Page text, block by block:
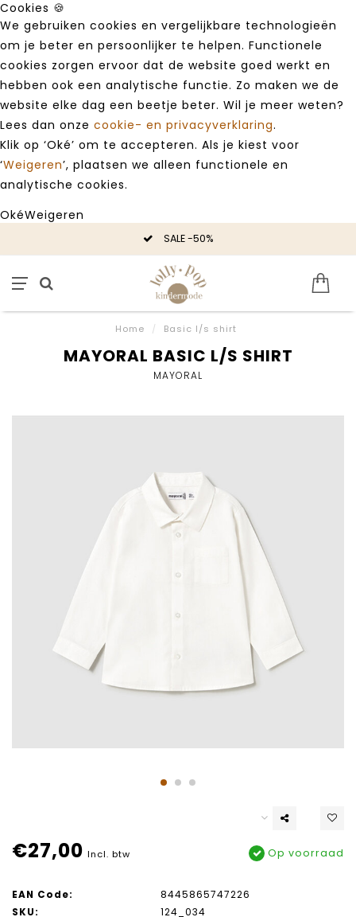
Cookies 🍪
We gebruiken cookies en vergelijkbare technologieën
om je beter en persoonlijker te helpen. Functionele
cookies zorgen ervoor dat de website goed werkt en
hebben ook een analytische functie. Zo maken we de
website elke dag een beetje beter. Wil je meer weten?
Lees dan onze cookie- en privacyverklaring.
Klik op ‘Oké’ om te accepteren. Als je kiest voor
‘Weigeren’, plaatsen we alleen functionele en
analytische cookies.
OkéWeigeren
SALE -50%
Home / Basic l/s shirt
MAYORAL BASIC L/S SHIRT
MAYORAL
€27,00 Incl. btw Op voorraad
EAN Code:
8445865747226
SKU:
124_034